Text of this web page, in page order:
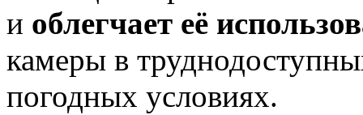
и облегчает её
камеры в
погодных условиях.